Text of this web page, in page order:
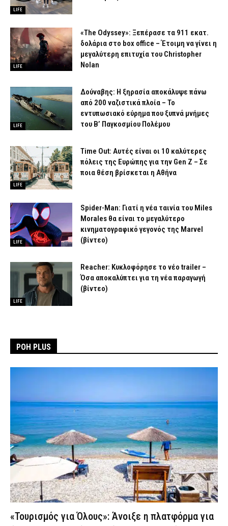
LIFE
LIFE
«The Odyssey»: Ξεπέρασε τα 911 εκατ.
δολάρια στο box office – Έτοιμη να γίνει η
μεγαλύτερη επιτυχία του Christopher
Nolan
LIFE
Δούναβης: Η ξηρασία αποκάλυψε πάνω
από 200 ναζιστικά πλοία – Το
εντυπωσιακό εύρημα που ξυπνά μνήμες
του Β’ Παγκοσμίου Πολέμου
LIFE
Time Out: Αυτές είναι οι 10 καλύτερες
πόλεις της Ευρώπης για την Gen Z – Σε
ποια θέση βρίσκεται η Αθήνα
LIFE
Spider-Man: Γιατί η νέα ταινία του Miles
Morales θα είναι το μεγαλύτερο
κινηματογραφικό γεγονός της Marvel
(βίντεο)
LIFE
Reacher: Κυκλοφόρησε το νέο trailer –
Όσα αποκαλύπτει για τη νέα παραγωγή
(βίντεο)
ΡΟΗ PLUS
«Τουρισμός για Όλους»: Άνοιξε η πλατφόρμα για